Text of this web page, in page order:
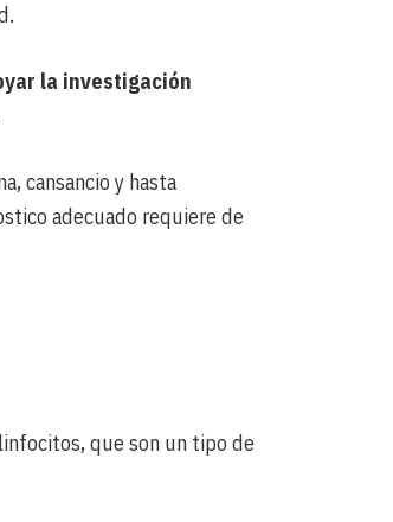
la investigación
cansancio y hasta
adecuado requiere de
que son un tipo de